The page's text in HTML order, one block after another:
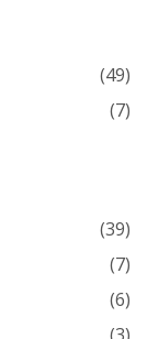
(49)
(7)
(39)
(7)
(6)